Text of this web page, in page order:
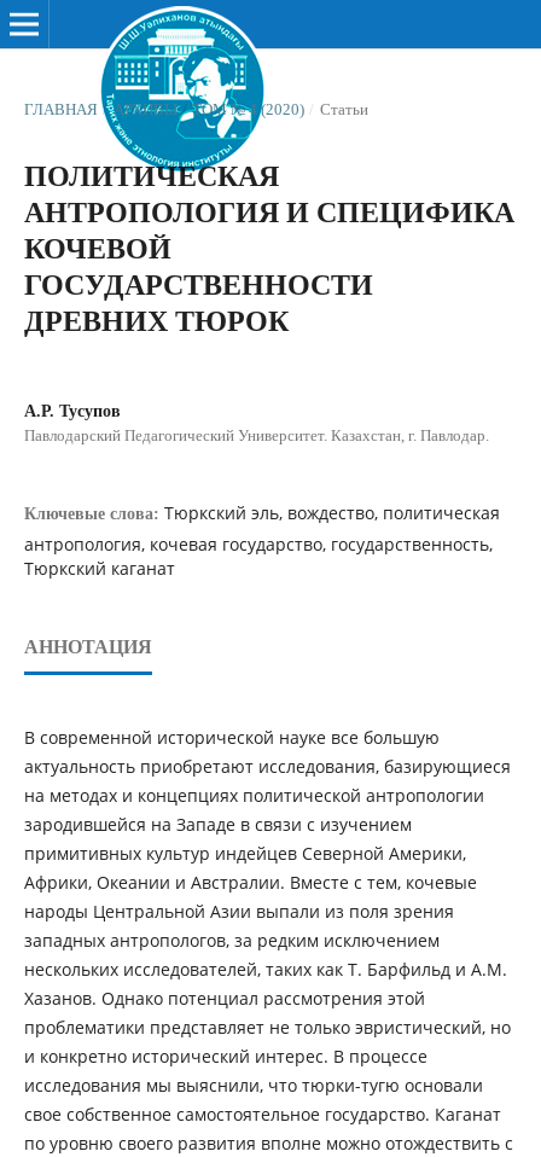
ГЛАВНАЯ / АРХИВЫ / ТОМ № 4 (2020) / Статьи
ПОЛИТИЧЕСКАЯ
АНТРОПОЛОГИЯ И СПЕЦИФИКА
КОЧЕВОЙ
ГОСУДАРСТВЕННОСТИ
ДРЕВНИХ ТЮРОК
А.Р. Тусупов
Павлодарский Педагогический Университет. Казахстан, г. Павлодар.
Ключевые слова: Тюркский эль, вождество, политическая
антропология, кочевая государство, государственность,
Тюркский каганат
АННОТАЦИЯ
В современной исторической науке все большую
актуальность приобретают исследования, базирующиеся
на методах и концепциях политической антропологии
зародившейся на Западе в связи с изучением
примитивных культур индейцев Северной Америки,
Африки, Океании и Австралии. Вместе с тем, кочевые
народы Центральной Азии выпали из поля зрения
западных антропологов, за редким исключением
нескольких исследователей, таких как Т. Барфильд и А.М.
Хазанов. Однако потенциал рассмотрения этой
проблематики представляет не только эвристический, но
и конкретно исторический интерес. В процессе
исследования мы выяснили, что тюрки-тугю основали
свое собственное самостоятельное государство. Каганат
по уровню своего развития вполне можно отождествить с